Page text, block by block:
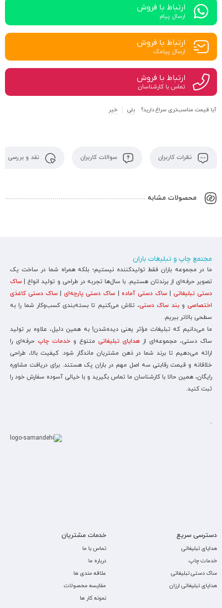
ارتباط با فروش
ارسال پیام
ارتباط با فروش
ارسال پیامک
ارتباط با فروش
تماس با کارشناسان
آیا قیمت مناسب‌تری سراغ دارید؟ بلی خیر
نظرات کاربران سوالات کاربران نقد و بررسی
محصولات مشابه
مجتمع چاپ و تبلیغات باران
ما در مجموعه باران فقط تولیدکننده نیستیم؛ بلکه همراه شما در ساخت یک
تصویر حرفه‌ای از برندتان هستیم. با سال‌ها تجربه در طراحی و تولید انواع | ساک
دستی تبلیغاتی |ساک دستی آماده | ساک دستی پارچه‌ای| ساک دستی کاغذی
اختصاصی وبند ساک دستی، تلاش می‌کنیم تا بسته‌بندی کسب‌وکار شما را به
سطحی بالاتر ببریم.
ما می‌دانیم که تبلیغات مؤثر یعنی دیده‌شدن! به همین دلیل، علاوه بر تولید
ساک دستی، مجموعه‌ای از هدایای تبلیغاتی متنوع و خدمات چاپ حرفه‌ای را
ارائه می‌دهیم تا برند شما در ذهن مشتریان ماندگار شود. کیفیت بالا، طراحی
خلاقانه و قیمت رقابتی سه اصل مهم در باران پک هستند. برای دریافت مشاوره
رایگان، همین حالا با کارشناسان ما تماس بگیرید و با خیالی آسوده سفارش خود را
ثبت کنید.
دسترسی سریع
هدایای تبلیغاتی
خدمات چاپ
ساک دستی تبلیغاتی
هدایای تبلیغاتی ارزان
خدمات مشتریان
تماس با ما
درباره ما
علاقه مندی ها
مقایسه محصولات
نمونه کار ها